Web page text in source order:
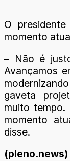
O
momento
– Não é
Avançamos
gaveta
muito
momento
disse.
(pleno.news)